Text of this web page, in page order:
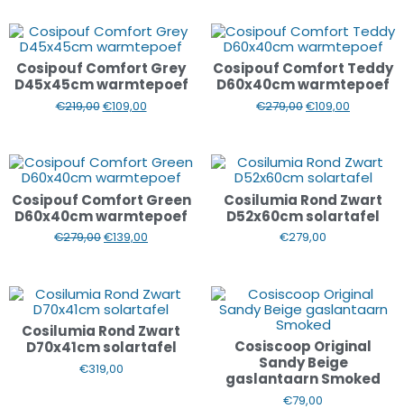
Cosipouf Comfort Grey
D45x45cm warmtepoef
€219,00 €109,00
Cosipouf Comfort Teddy
D60x40cm warmtepoef
€279,00€109,00
Cosipouf Comfort Green
D60x40cm warmtepoef
€279,00€139,00
Cosilumia Rond Zwart
D52x60cm solartafel
€279,00
Cosilumia Rond Zwart
D70x41cm solartafel
€319,00
Cosiscoop Original
Sandy Beige
gaslantaarn Smoked
€79,00